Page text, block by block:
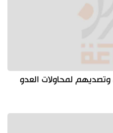
لمحاولات العدو